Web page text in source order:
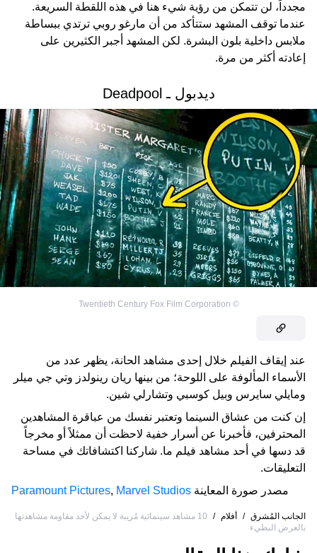
مجدداً، لن تتمكن من رؤية شيء هنا في هذه اللقطة السريعة.
عندما توقف المشهد ستتأكد من أن مارغو روبي ترتدي ببساطة
ملابس داخلية بلون البشرة. لكن المشهد أجبر الكثيرين على
إعادته أكثر من مرة.
ديدبول ـ Deadpool
©
Twentieth Century Fox Film Corporation
عند إيقاف الفيلم خلال إحدى مشاهد الحانة، يظهر عدد من
الأسماء المألوفة على اللوحة؛ من بينها ريان رينولدز وتي جي ميلر
ومايلي سايرس وبيل كوسبي وتشارلي شين.
إن كنت من عشاق السينما وتعتبر نفسك من عباقرة المشاهدين
المحترفين، فأخبرنا عن أسرار خفية لاحظت أن ممثلاً أو مخرجاً
قد دسها في أحد مشاهد فيلم ما. شاركنا اكتشافاتك في مساحة
التعليقات.
مصدر صورة المعاينة
Paramount Pictures, Marvel Studios
الجانب المُشرق / أفلام /
10 مشاهد سينمائية مُريبة لا يمكن لأحد مقاومة مشاهدتها
بالعرض البطيء